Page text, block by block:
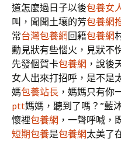
道怎麼過日子以後包養女
叫，聞聞土壤的芳包養網
常台灣包養網 回籍包養網
勳見狀有些惱火，見狀不
先發個賀卡包養網 ，說後
女人出來打招呼，是不是
媽包養站長 ，媽媽只有你
ptt媽媽，聽到了嗎？”藍
懷裡包養網 ，一聲呼喊，
短期包養是包養網太美了